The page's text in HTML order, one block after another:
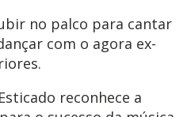
no palco para cantar
com o agora ex-
reconhece a